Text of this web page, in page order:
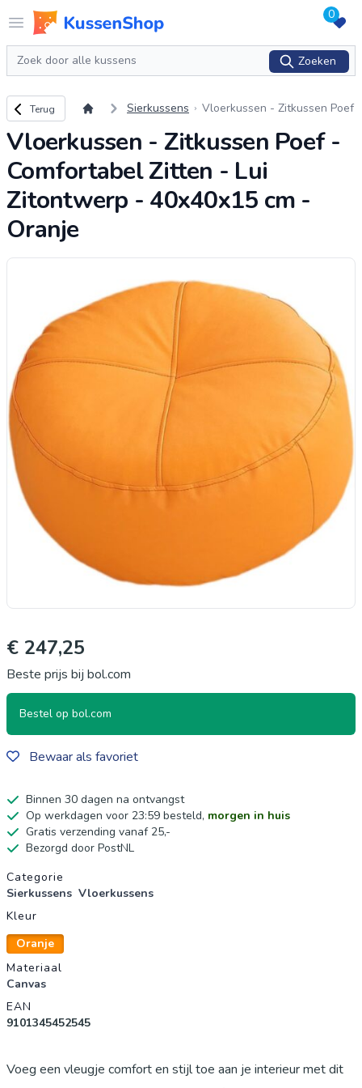
Open menu
Logo www.kussenshop.nl 0
Zoeken
Zoeken
Terug naar overzicht
Terug Sierkussens
Vloerkussen - Zitkussen Poef
ntwerp - 40x40x15 cm - Oran
Vloerkussen - Zitkussen Poef -
Comfortabel Zitten - Lui
Zitontwerp - 40x40x15 cm -
Oranje
€ 247,25
Beste prijs bij bol.com
Bestel op bol.com
Bewaar als favoriet
Binnen 30 dagen na ontvangst
Op werkdagen voor 23:59 besteld, morgen in huis
Gratis verzending vanaf 25,-
Bezorgd door PostNL
Productgegevens
Categorie
Sierkussens Vloerkussens
Kleur
Oranje
Materiaal
Canvas
EAN
9101345452545
Voeg een vleugje comfort en stijl toe aan je interieur met dit